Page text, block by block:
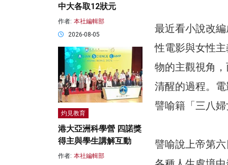
最近看小說改
性電影與女性
物的主觀視角
清醒的過程。
譬喻籍「三八
譬喻說上帝第
中大各取12狀元
作者: 本社編輯部
2026-08-05
灼見教育
港大亞洲科學營 四諾獎
得主與學生講解互動
作者: 本社編輯部